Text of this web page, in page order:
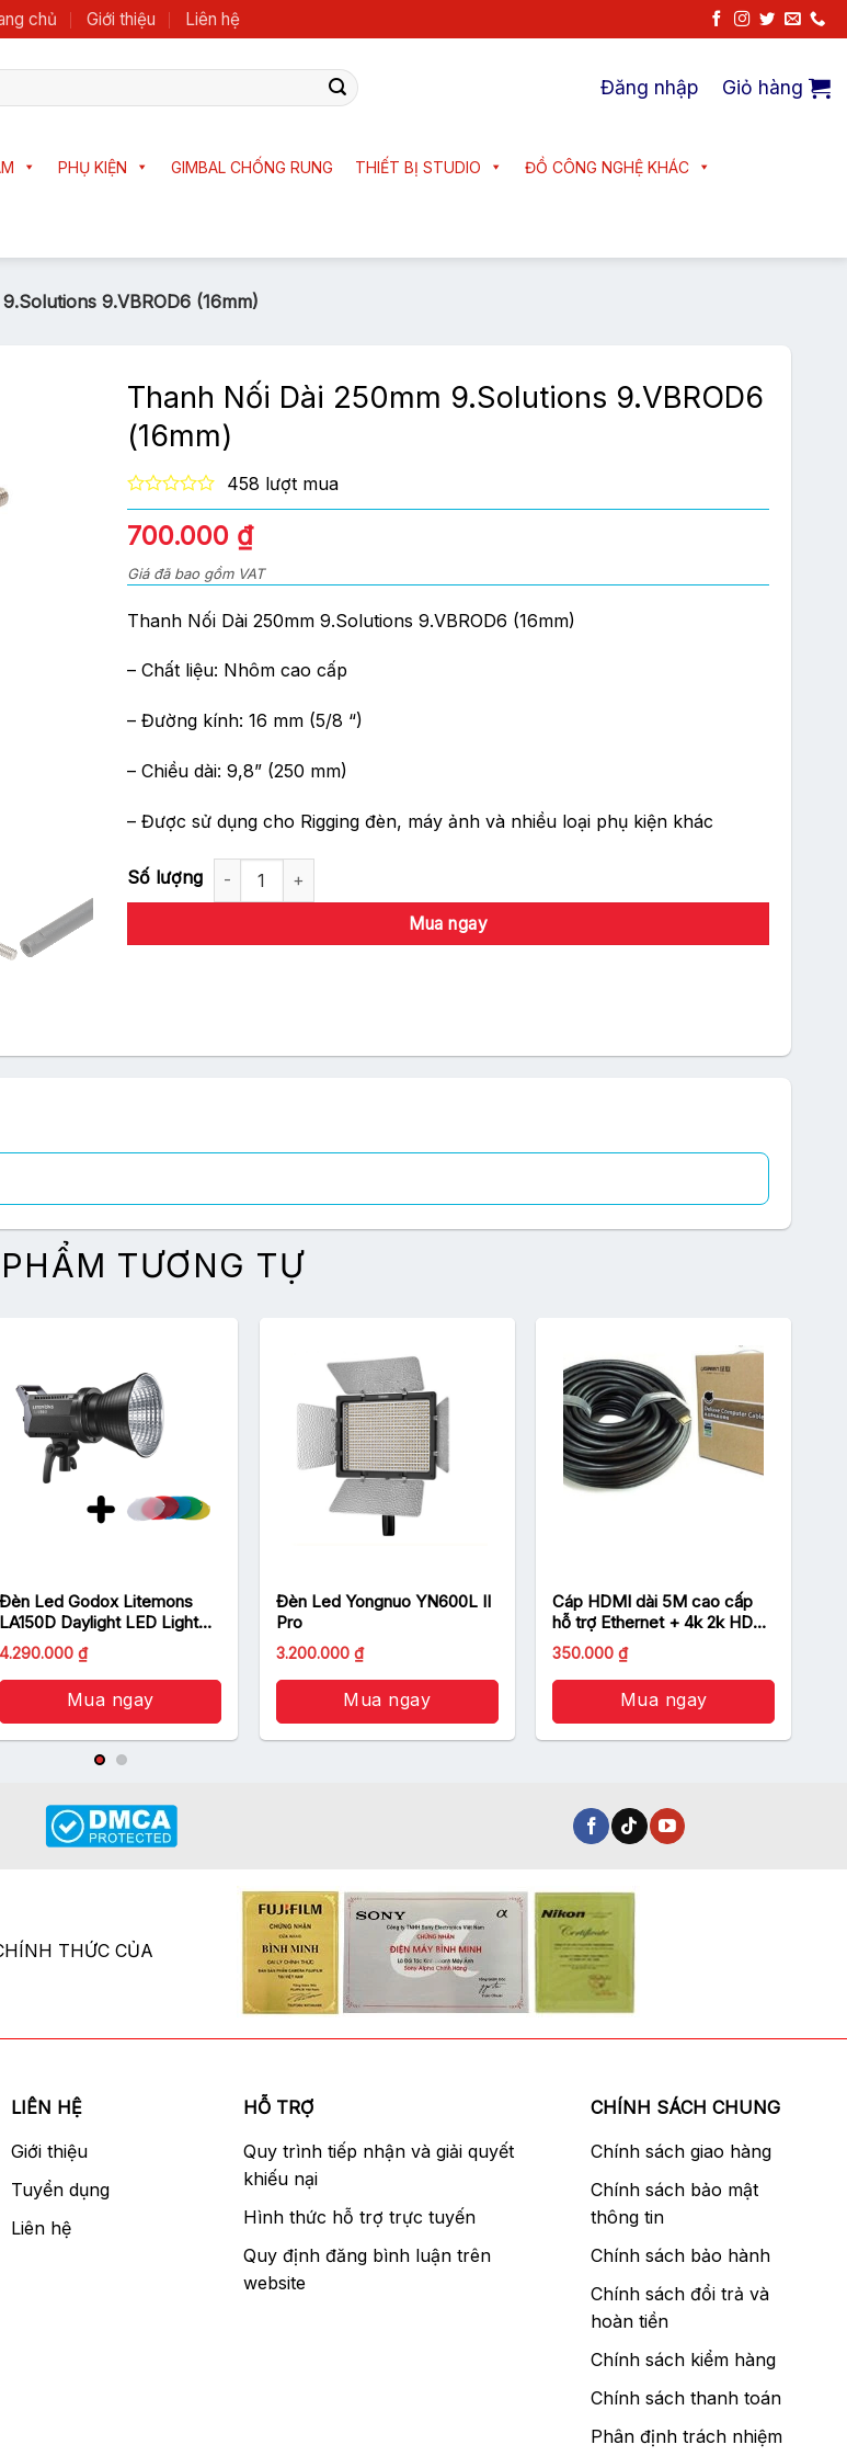
chủ Giới thiệu Liên hệ
Đăng nhập Giỏ hàng
PHỤ KIỆN GIMBAL CHỐNG RUNG THIẾT BỊ STUDIO ĐỒ CÔNG NGHỆ KHÁC
9.VBROD6 (16mm)
Thanh Nối Dài 250mm 9.Solutions 9.VBROD6
(16mm)
0
out
of
458 lượt mua
700.000 ₫
Giá đã bao gồm VAT
Thanh Nối Dài 250mm 9.Solutions 9.VBROD6 (16mm)
– Chất liệu: Nhôm cao cấp
– Đường kính: 16 mm (5/8 “)
– Chiều dài: 9,8” (250 mm)
– Được sử dụng cho Rigging đèn, máy ảnh và nhiều loại phụ kiện khác
Thanh Nối Dài 250mm 9.Solutions 9.VBROD6 (16mm) số lượng
Mua ngay
TƯƠNG TỰ
Đèn Led Godox Litemons
LA150D Daylight LED Light
Chính Hãng
4.290.000₫
Mua ngay
Đèn Led Yongnuo YN600L II
Pro
3.200.000 ₫
Mua ngay
Cáp HDMI dài 5M cao cấp
hỗ trợ Ethernet + 4k 2k HDMI
chính hãng Ugreen 10109
Giá
là:
390.000 ₫.
350.000₫Giá
hiện
tại
là:
350.000 ₫.
Mua ngay
THỨC CỦA
LIÊN HỆ
Giới thiệu
Tuyển dụng
Liên hệ
HỖ TRỢ
Quy trình tiếp nhận và giải quyết
khiếu nại
Hình thức hỗ trợ trực tuyến
Quy định đăng bình luận trên
website
CHÍNH SÁCH CHUNG
Chính sách giao hàng
Chính sách bảo mật
thông tin
Chính sách bảo hành
Chính sách đổi trả và
hoàn tiền
Chính sách kiểm hàng
Chính sách thanh toán
Phân định trách nhiệm